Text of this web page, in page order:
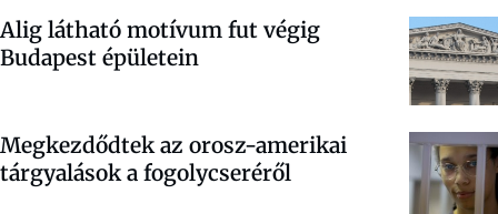
Alig látható motívum fut végig
Budapest épületein
Megkezdődtek az orosz-amerikai
tárgyalások a fogolycseréről